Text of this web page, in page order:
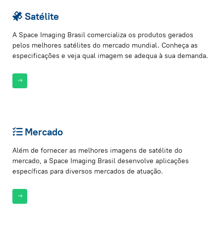
Satélite
A Space Imaging Brasil comercializa os produtos gerados
pelos melhores satélites do mercado mundial. Conheça as
especificações e veja qual imagem se adequa à sua demanda.
Mercado
Além de fornecer as melhores imagens de satélite do
mercado, a Space Imaging Brasil desenvolve aplicações
específicas para diversos mercados de atuação.